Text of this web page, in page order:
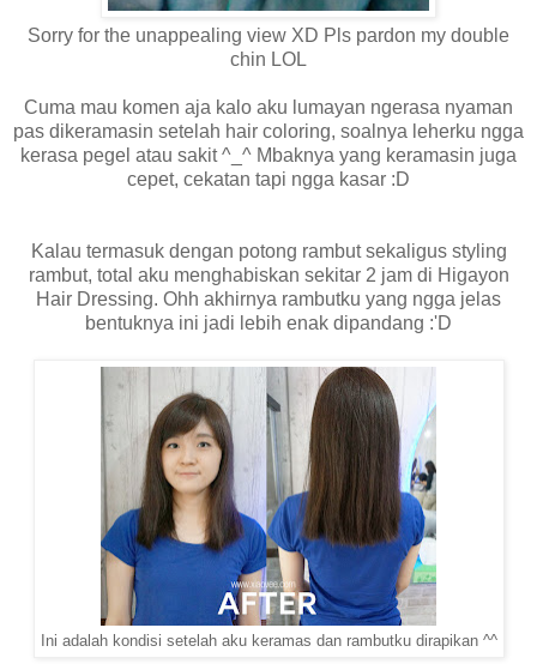
Sorry for the unappealing view XD Pls pardon my double
chin LOL
Cuma mau komen aja kalo aku lumayan ngerasa nyaman
pas dikeramasin setelah hair coloring, soalnya leherku ngga
kerasa pegel atau sakit ^_^ Mbaknya yang keramasin juga
cepet, cekatan tapi ngga kasar :D
Kalau termasuk dengan potong rambut sekaligus styling
rambut, total aku menghabiskan sekitar 2 jam di Higayon
Hair Dressing. Ohh akhirnya rambutku yang ngga jelas
bentuknya ini jadi lebih enak dipandang :'D
Ini adalah kondisi setelah aku keramas dan rambutku dirapikan ^^